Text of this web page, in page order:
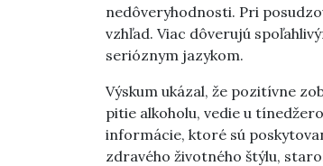
nedôveryhodnosti. Pri
vzhľad. Viac dôverujú
serióznym jazykom.
Výskum ukázal, že pozitívne
pitie alkoholu, vedie u
informácie, ktoré sú
zdravého životného štýlu,